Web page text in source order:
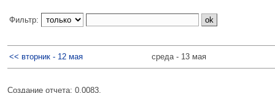
Фильтр:
<< вторник - 12 мая среда - 13 мая
Создание отчета: 0.0083.